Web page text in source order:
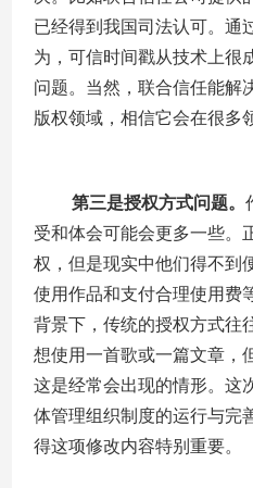
已经得到我国司法认可。通
为，可信时间戳从技术上很
问题。当然，联合信任能解
版权领域，相信它会在很多
第三是授权方式问题。
受和体会可能会更多一些。
权，但是现实中他们得不到
使用作品和支付合理使用费
背景下，传统的授权方式往
想使用一首歌或一篇文章，
这是经常会出现的情形。这
体管理组织制度的运行与完
得这项修改内容特别重要。